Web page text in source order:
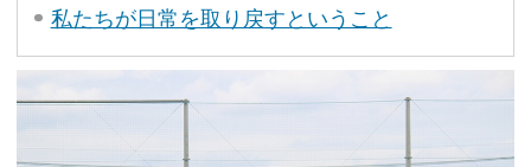
私たちが日常を取り戻すということ